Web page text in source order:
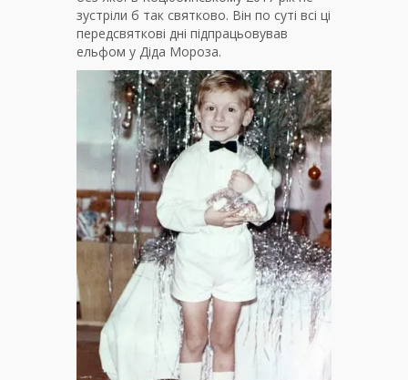
зустріли б так святково. Він по суті всі ці
передсвяткові дні підпрацьовував
ельфом у Діда Мороза.